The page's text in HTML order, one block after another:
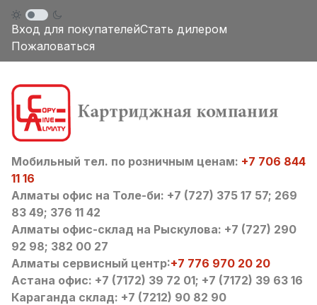
Вход для покупателейСтать дилером
Пожаловаться
Мобильный тел. по розничным ценам: +7 706 844
11 16
Алматы офис на Толе-би: +7 (727) 375 17 57; 269
83 49; 376 11 42
Алматы офис-склад на Рыскулова: +7 (727) 290
92 98; 382 00 27
Алматы сервисный центр:+7 776 970 20 20
Астана офис: +7 (7172) 39 72 01; +7 (7172) 39 63 16
Караганда склад: +7 (7212) 90 82 90